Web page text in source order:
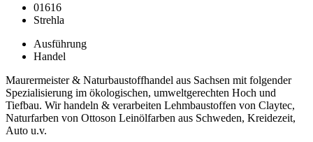
01616
Strehla
Ausführung
Handel
Maurermeister & Naturbaustoffhandel aus Sachsen mit folgender
Spezialisierung im ökologischen, umweltgerechten Hoch und
Tiefbau. Wir handeln & verarbeiten Lehmbaustoffen von Claytec,
Naturfarben von Ottoson Leinölfarben aus Schweden, Kreidezeit,
Auto u.v.